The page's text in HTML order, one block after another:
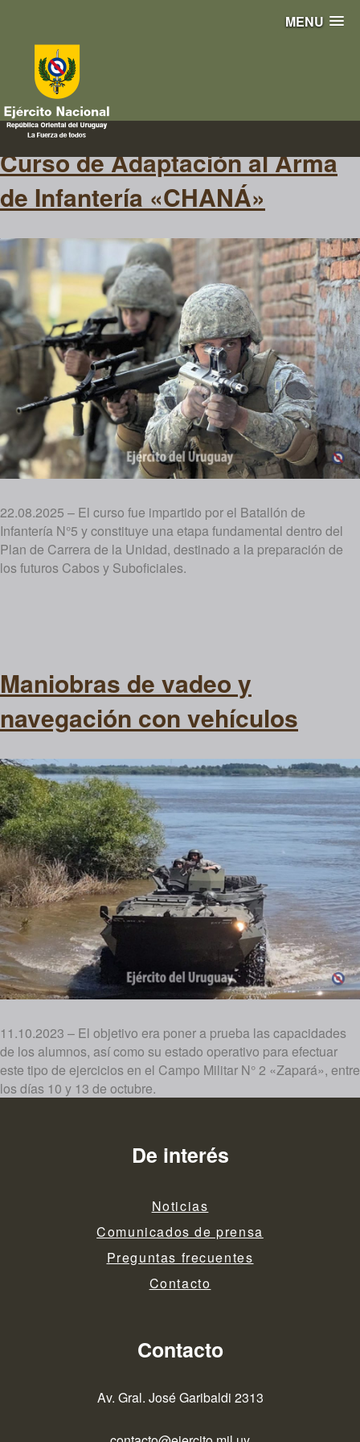
MENU
navegación
Curso de Adaptación al Arma
de Infantería «CHANÁ»
22.08.2025 – El curso fue impartido por el Batallón de
Infantería N°5 y constituye una etapa fundamental dentro del
Plan de Carrera de la Unidad, destinado a la preparación de
los futuros Cabos y Suboficiales.
Maniobras de vadeo y
navegación con vehículos
11.10.2023 – El objetivo era poner a prueba las capacidades
de los alumnos, así como su estado operativo para efectuar
este tipo de ejercicios en el Campo Militar N° 2 «Zapará», entre
los días 10 y 13 de octubre.
De interés
Noticias
Comunicados de prensa
Preguntas frecuentes
Contacto
Contacto
Av. Gral. José Garibaldi 2313